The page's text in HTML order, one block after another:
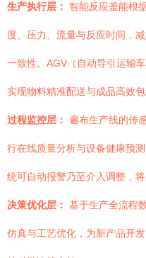
生产执行层： 智能反应釜能根
度、压力、流量与反应时间，
一致性。AGV（自动导引运输
实现物料精准配送与成品高效
过程监控层： 遍布生产线的传
行在线质量分析与设备健康预
统可自动报警乃至介入调整，
决策优化层： 基于生产全流程
仿真与工艺优化，为新产品开